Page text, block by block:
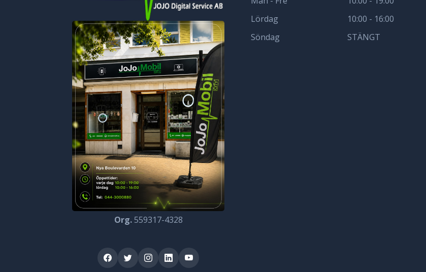
Org.559317-4328
Lördag
Söndag
10:00 - 16:00
STÄNGT